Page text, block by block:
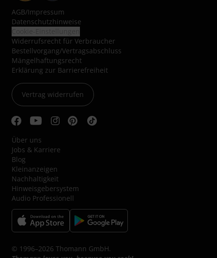
AGB/Impressum
Datenschutzhinweise
Widerrufsrecht für Verbraucher
Bestellvorgang/Vertragsabschluss
Mängelhaftungsrecht
Erklärung zur Barrierefreiheit
Vertrag widerrufen
Über uns
Jobs & Karriere
Blog
Kleinanzeigen
Nachhaltigkeit
Hinweisgebersystem
Audio Professionell
© 1996–2026 Thomann GmbH.